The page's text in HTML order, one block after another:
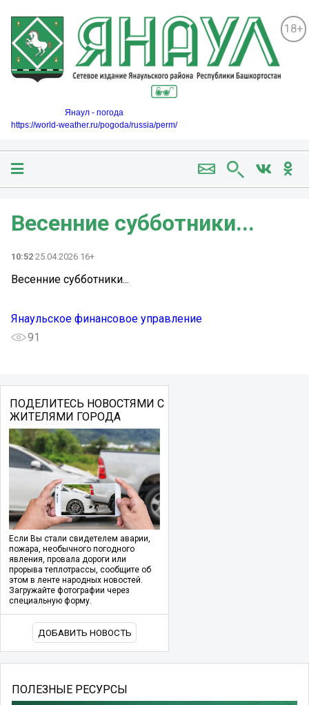
18+
Янаул - погода
https://world-weather.ru/pogoda/russia/perm/
Весенние субботники...
10:52 25.04.2026 16+
Весенние субботники...
Янаульское финансовое управление
91
ПОДЕЛИТЕСЬ НОВОСТЯМИ С
ЖИТЕЛЯМИ ГОРОДА
Если Вы стали свидетелем аварии,
пожара, необычного погодного
явления, провала дороги или
прорыва теплотрассы, сообщите об
этом в ленте народных новостей.
Загружайте фотографии через
специальную форму.
ДОБАВИТЬ НОВОСТЬ
ПОЛЕЗНЫЕ РЕСУРСЫ